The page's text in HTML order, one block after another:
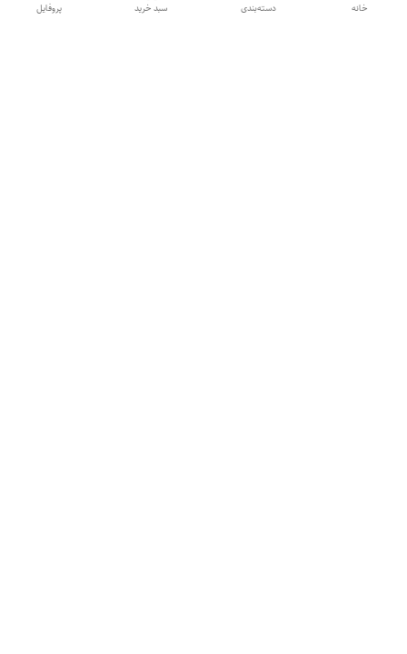
پروفایل سبد خرید دسته‌بندی خانه